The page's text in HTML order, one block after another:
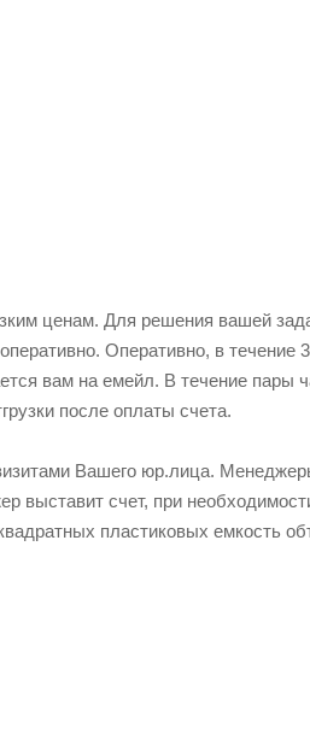
ценам. Для решения вашей
Оперативно, в течение
вам на емейл. В течение пары
после оплаты счета.
Вашего юр.лица.
выставит счет, при
пластиковых емкость